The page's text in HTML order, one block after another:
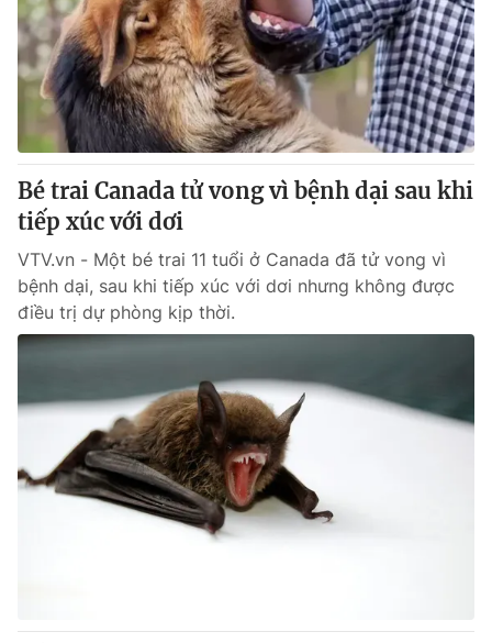
Theo dõi báo trên
Cơ quan chủ quản:Đài Truyền hình Việt Nam
Cơ quan báo chí:Thời báo VTV
Giấy phép hoạt động báo in và báo điện tử số 483/GP-BTTTT
cấp ngày 29/12/2023
Tổng Biên tập:Vũ Thanh Thủy
Phó Tổng Biên tập: Nguyễn Thị Mỹ Hạnh, Phạm Quốc Thắng,
Tổng đài VTV:
024.38 355 931 - 024.38 355 932
Ðiện thoại Thời báo VTV: 024.66 897 897
Email:toasoan@vtv.vn
Bé trai Canada tử vong vì bệnh dại sau khi
tiếp xúc với dơi
VTV.vn - Một bé trai 11 tuổi ở Canada đã tử vong vì
bệnh dại, sau khi tiếp xúc với dơi nhưng không được
điều trị dự phòng kịp thời.